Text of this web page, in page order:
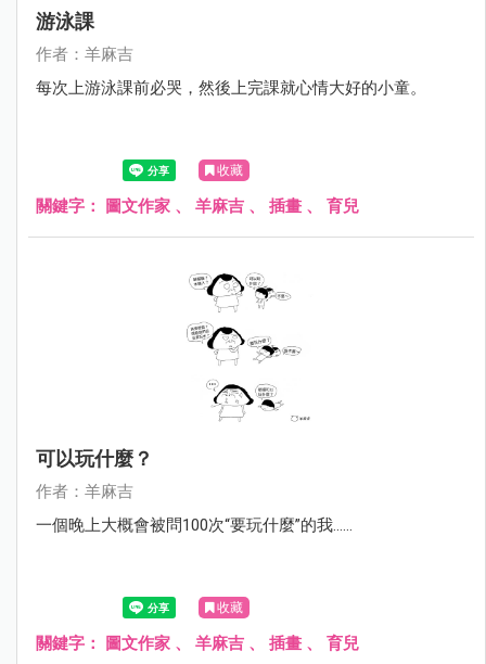
游泳課
作者：羊麻吉
每次上游泳課前必哭，然後上完課就心情大好的小童。
收藏
關鍵字： 圖文作家 、 羊麻吉 、 插畫 、 育兒
可以玩什麼？
作者：羊麻吉
一個晚上大概會被問100次“要玩什麼”的我……
收藏
關鍵字： 圖文作家 、 羊麻吉 、 插畫 、 育兒